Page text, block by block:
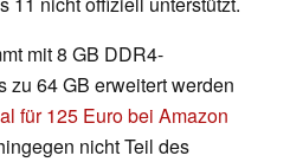
mit 8 GB DDR4-
zu 64 GB erweitert werden
für 125 Euro bei Amazon
nicht Teil des